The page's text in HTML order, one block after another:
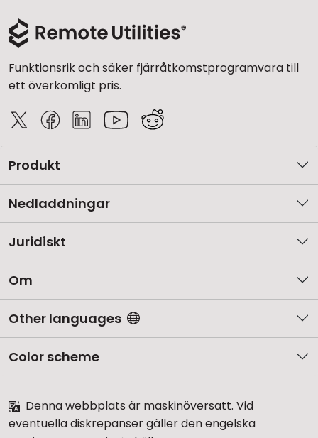
Funktionsrik och säker fjärråtkomstprogramvara till
ett överkomligt pris.
Produkt
Nedladdningar
Juridiskt
Om
Other languages
Color scheme
Denna webbplats är maskinöversatt. Vid
eventuella diskrepanser gäller den engelska